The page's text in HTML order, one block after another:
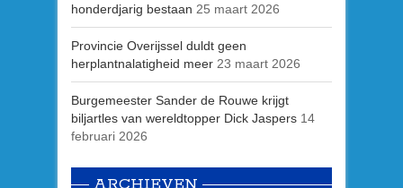
honderdjarig bestaan 25 maart 2026
Provincie Overijssel duldt geen
herplantnalatigheid meer 23 maart 2026
Burgemeester Sander de Rouwe krijgt
biljartles van wereldtopper Dick Jaspers 14
februari 2026